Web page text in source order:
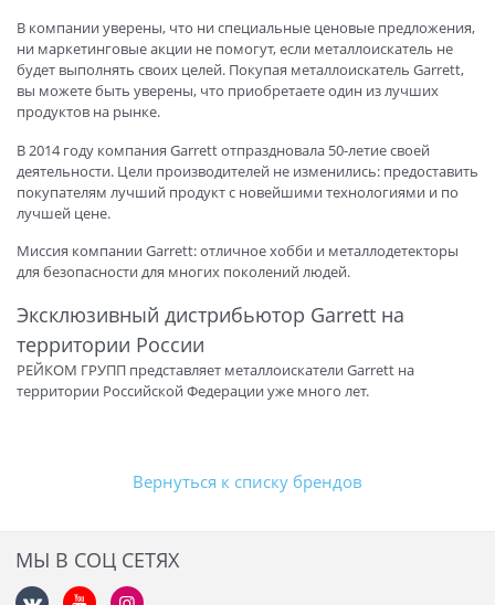
В компании уверены, что ни специальные ценовые предложения,
ни маркетинговые акции не помогут, если металлоискатель не
будет выполнять своих целей. Покупая металлоискатель Garrett,
вы можете быть уверены, что приобретаете один из лучших
продуктов на рынке.
В 2014 году компания Garrett отпраздновала 50-летие своей
деятельности. Цели производителей не изменились: предоставить
покупателям лучший продукт с новейшими технологиями и по
лучшей цене.
Миссия компании Garrett: отличное хобби и металлодетекторы
для безопасности для многих поколений людей.
Эксклюзивный дистрибьютор Garrett на
территории России
РЕЙКОМ ГРУПП представляет металлоискатели Garrett на
территории Российской Федерации уже много лет.
Вернуться к списку брендов
МЫ В СОЦ СЕТЯХ